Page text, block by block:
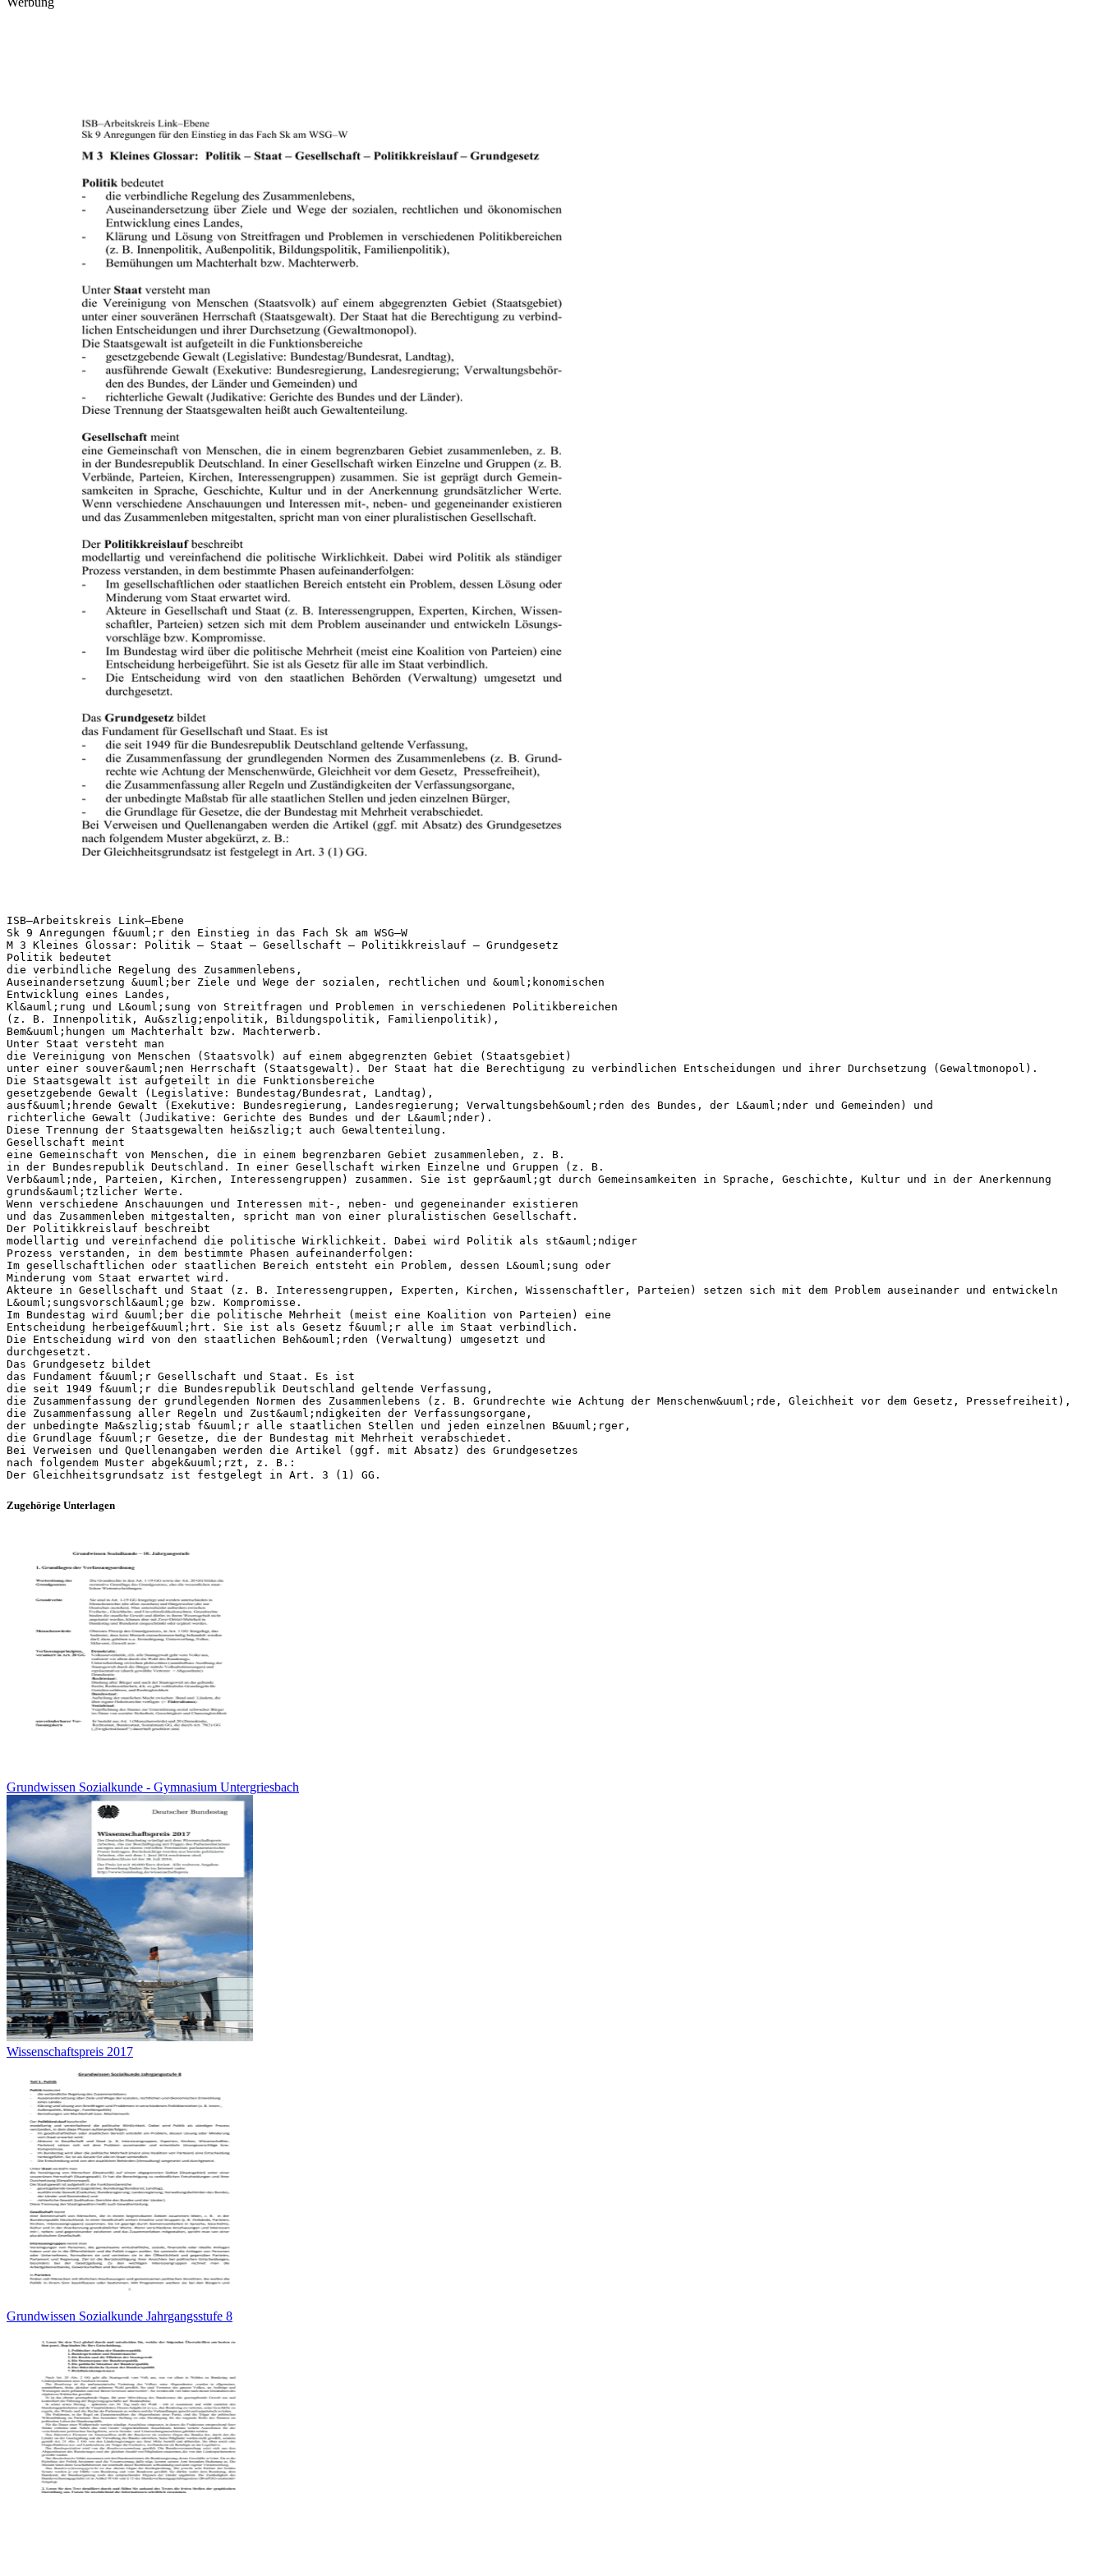
ISB–Arbeitskreis Link–Ebene
Sk 9 Anregungen f&uuml;r den Einstieg in das Fach Sk am WSG–W
M 3 Kleines Glossar: Politik – Staat – Gesellschaft – Politikkreislauf – Grundgesetz
Politik bedeutet
die verbindliche Regelung des Zusammenlebens,
Auseinandersetzung &uuml;ber Ziele und Wege der sozialen, rechtlichen und &ouml;konomischen
Entwicklung eines Landes,
Kl&auml;rung und L&ouml;sung von Streitfragen und Problemen in verschiedenen Politikbereichen
(z. B. Innenpolitik, Au&szlig;enpolitik, Bildungspolitik, Familienpolitik),
Bem&uuml;hungen um Machterhalt bzw. Machterwerb.
Unter Staat versteht man
die Vereinigung von Menschen (Staatsvolk) auf einem abgegrenzten Gebiet (Staatsgebiet)
unter einer souver&auml;nen Herrschaft (Staatsgewalt). Der Staat hat die Berechtigung zu verbindlichen Entscheidungen und ihrer Durchsetzung (Gewaltmonopol).
Die Staatsgewalt ist aufgeteilt in die Funktionsbereiche
gesetzgebende Gewalt (Legislative: Bundestag/Bundesrat, Landtag),
ausf&uuml;hrende Gewalt (Exekutive: Bundesregierung, Landesregierung; Verwaltungsbeh&ouml;rden des Bundes, der L&auml;nder und Gemeinden) und
richterliche Gewalt (Judikative: Gerichte des Bundes und der L&auml;nder).
Diese Trennung der Staatsgewalten hei&szlig;t auch Gewaltenteilung.
Gesellschaft meint
eine Gemeinschaft von Menschen, die in einem begrenzbaren Gebiet zusammenleben, z. B.
in der Bundesrepublik Deutschland. In einer Gesellschaft wirken Einzelne und Gruppen (z. B.
Verb&auml;nde, Parteien, Kirchen, Interessengruppen) zusammen. Sie ist gepr&auml;gt durch Gemeinsamkeiten in Sprache, Geschichte, Kultur und in der Anerkennung
grunds&auml;tzlicher Werte.
Wenn verschiedene Anschauungen und Interessen mit-, neben- und gegeneinander existieren
und das Zusammenleben mitgestalten, spricht man von einer pluralistischen Gesellschaft.
Der Politikkreislauf beschreibt
modellartig und vereinfachend die politische Wirklichkeit. Dabei wird Politik als st&auml;ndiger
Prozess verstanden, in dem bestimmte Phasen aufeinanderfolgen:
Im gesellschaftlichen oder staatlichen Bereich entsteht ein Problem, dessen L&ouml;sung oder
Minderung vom Staat erwartet wird.
Akteure in Gesellschaft und Staat (z. B. Interessengruppen, Experten, Kirchen, Wissenschaftler, Parteien) setzen sich mit dem Problem auseinander und entwickeln
L&ouml;sungsvorschl&auml;ge bzw. Kompromisse.
Im Bundestag wird &uuml;ber die politische Mehrheit (meist eine Koalition von Parteien) eine
Entscheidung herbeigef&uuml;hrt. Sie ist als Gesetz f&uuml;r alle im Staat verbindlich.
Die Entscheidung wird von den staatlichen Beh&ouml;rden (Verwaltung) umgesetzt und
durchgesetzt.
Das Grundgesetz bildet
das Fundament f&uuml;r Gesellschaft und Staat. Es ist
die seit 1949 f&uuml;r die Bundesrepublik Deutschland geltende Verfassung,
die Zusammenfassung der grundlegenden Normen des Zusammenlebens (z. B. Grundrechte wie Achtung der Menschenw&uuml;rde, Gleichheit vor dem Gesetz, Pressefreiheit),
die Zusammenfassung aller Regeln und Zust&auml;ndigkeiten der Verfassungsorgane,
der unbedingte Ma&szlig;stab f&uuml;r alle staatlichen Stellen und jeden einzelnen B&uuml;rger,
die Grundlage f&uuml;r Gesetze, die der Bundestag mit Mehrheit verabschiedet.
Bei Verweisen und Quellenangaben werden die Artikel (ggf. mit Absatz) des Grundgesetzes
nach folgendem Muster abgek&uuml;rzt, z. B.:
Zugehörige Unterlagen
Grundwissen Sozialkunde - Gymnasium Untergriesbach
Wissenschaftspreis 2017
Grundwissen Sozialkunde Jahrgangsstufe 8